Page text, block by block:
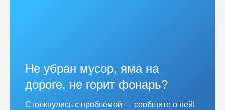
Не убран мусор, яма на
дороге, не горит фонарь?
Столкнулись с проблемой — сообщите о ней!